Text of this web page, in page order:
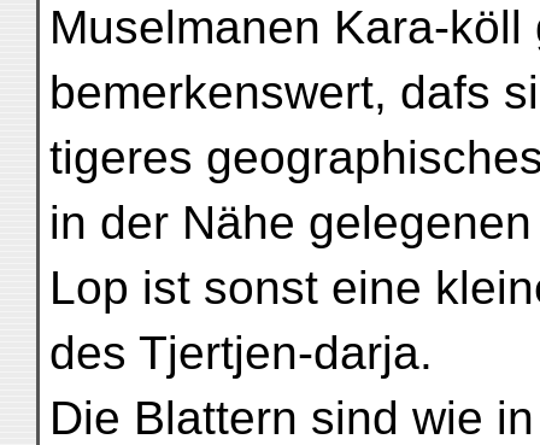
Muselmanen Kara-
bemerkenswert, dafs
tigeres
in der Nähe
Lop ist sonst eine
des Tjertjen-darja.
Die Blattern sind wie